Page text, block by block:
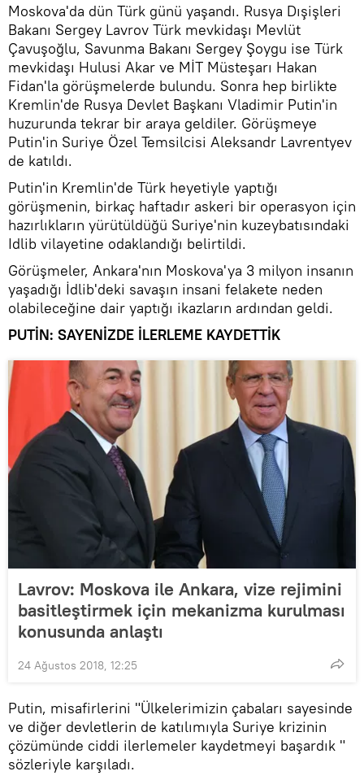
Moskova'da dün Türk günü yaşandı. Rusya Dışişleri
Bakanı Sergey Lavrov Türk mevkidaşı Mevlüt
Çavuşoğlu, Savunma Bakanı Sergey Şoygu ise Türk
mevkidaşı Hulusi Akar ve MİT Müsteşarı Hakan
Fidan'la görüşmelerde bulundu. Sonra hep birlikte
Kremlin'de Rusya Devlet Başkanı Vladimir Putin'in
huzurunda tekrar bir araya geldiler. Görüşmeye
Putin'in Suriye Özel Temsilcisi Aleksandr Lavrentyev
de katıldı.
Putin'in Kremlin'de Türk heyetiyle yaptığı
görüşmenin, birkaç haftadır askeri bir operasyon için
hazırlıkların yürütüldüğü Suriye'nin kuzeybatısındaki
Idlib vilayetine odaklandığı belirtildi.
Görüşmeler, Ankara'nın Moskova'ya 3 milyon insanın
yaşadığı İdlib'deki savaşın insani felakete neden
olabileceğine dair yaptığı ikazların ardından geldi.
PUTİN: SAYENİZDE İLERLEME KAYDETTİK
Lavrov: Moskova ile Ankara, vize rejimini
basitleştirmek için mekanizma kurulması
konusunda anlaştı
24 Ağustos 2018, 12:25
Putin, misafirlerini "Ülkelerimizin çabaları sayesinde
ve diğer devletlerin de katılımıyla Suriye krizinin
çözümünde ciddi ilerlemeler kaydetmeyi başardık "
sözleriyle karşıladı.